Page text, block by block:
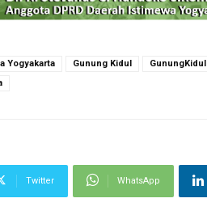
Yogyakarta Gunung Kidul GunungKidul
Twitter WhatsApp